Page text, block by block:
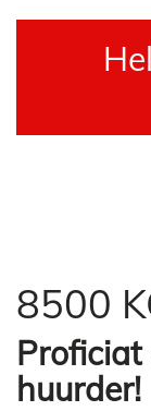
8500
huurder!